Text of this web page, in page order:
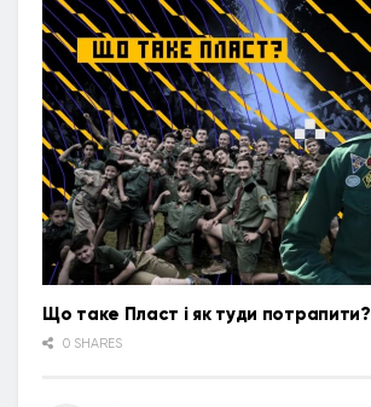
Що таке Пласт і як туди потрапити?
0 SHARES